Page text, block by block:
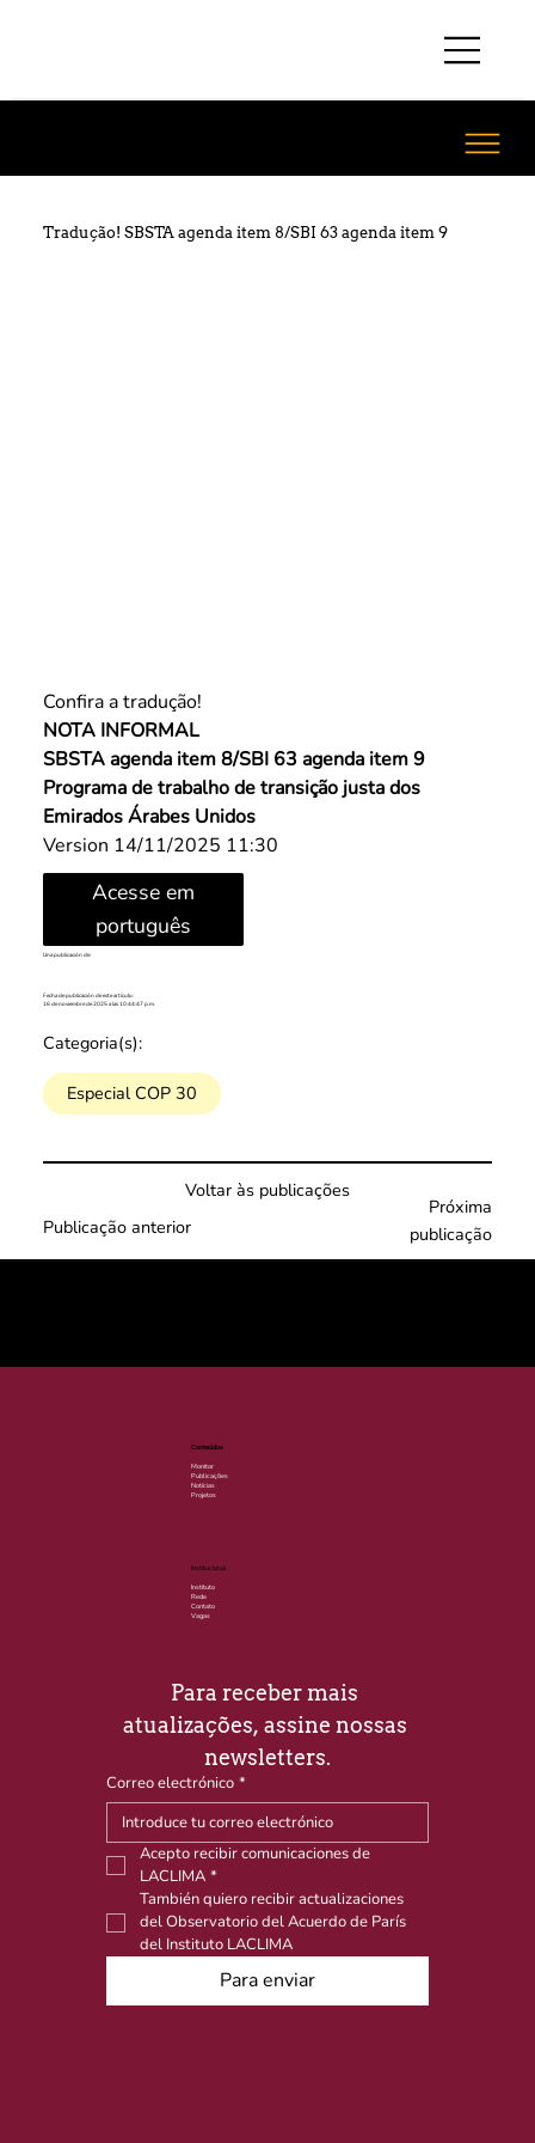
Tradução! SBSTA agenda item 8/SBI 63 agenda item 9
Confira a tradução!
NOTA INFORMAL
SBSTA agenda item 8/SBI 63 agenda item 9
Programa de trabalho de transição justa dos
Emirados Árabes Unidos
Version 14/11/2025 11:30
Acesse em
português
Una publicación de:
Fecha de publicación de este artículo:
16 de noviembre de 2025 a las 10:44:47 p.m.
Categoria(s):
Especial COP 30
Voltar às publicações
Publicação anterior
Próxima
publicação
Conteúdos
Monitor
Publicações
Notícias
Projetos
Institucional
Instituto
Rede
Contato
Vagas
Para receber mais
atualizações, assine nossas
newsletters.
Correo electrónico *
Acepto recibir comunicaciones de
LACLIMA *
También quiero recibir actualizaciones
del Observatorio del Acuerdo de París
del Instituto LACLIMA
Para enviar